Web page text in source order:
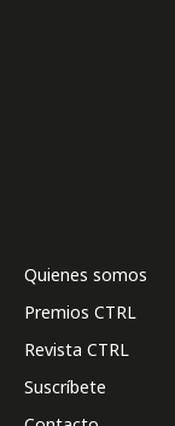
Quienes somos
Premios CTRL
Revista CTRL
Suscríbete